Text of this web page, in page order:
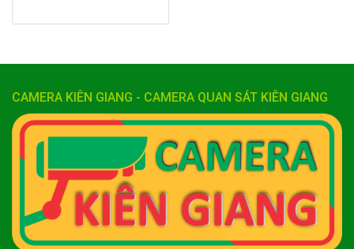
CAMERA KIÊN GIANG - CAMERA QUAN SÁT KIÊN GIANG